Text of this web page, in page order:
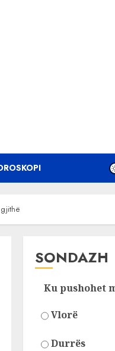
SONDAZH
Ku pushohet
Vlorë
Durrës